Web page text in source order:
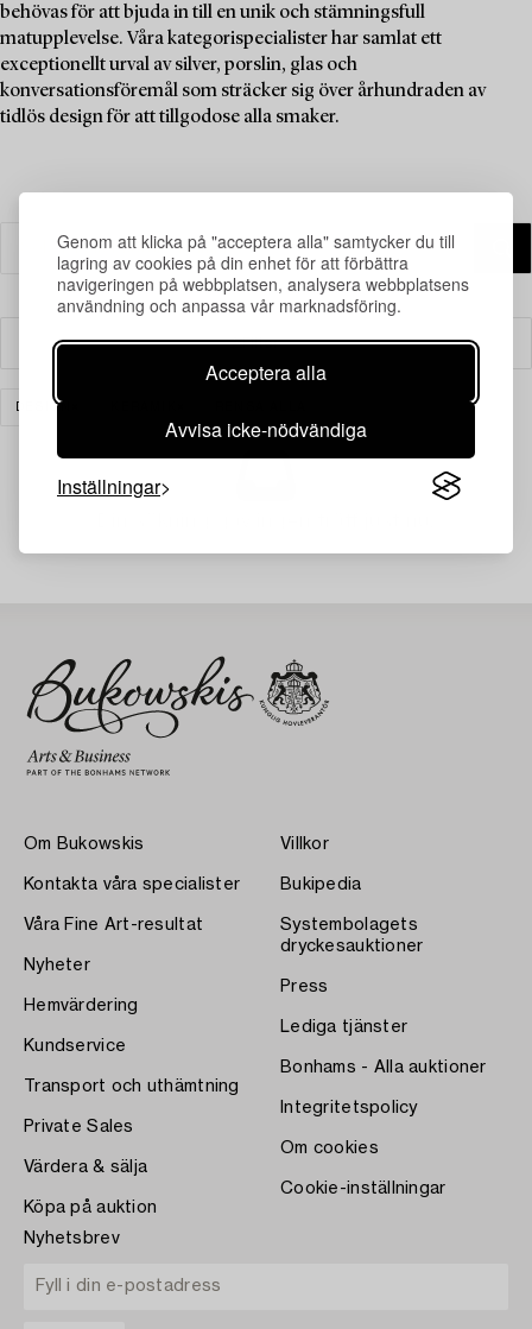
Genom att klicka på "acceptera alla" samtycker du till
lagring av cookies på din enhet för att förbättra
navigeringen på webbplatsen, analysera webbplatsens
användning och anpassa vår marknadsföring.
Acceptera alla
Avvisa icke-nödvändiga
Inställningar
behövas för att bjuda in till en unik och stämningsfull
matupplevelse. Våra kategorispecialister har samlat ett
exceptionellt urval av silver, porslin, glas och
konversationsföremål som sträcker sig över århundraden av
tidlös design för att tillgodose alla smaker.
Filter
DESIGN
Om Bukowskis
Kontakta våra specialister
Våra Fine Art-resultat
Nyheter
Hemvärdering
Kundservice
Transport och uthämtning
Private Sales
Värdera & sälja
Köpa på auktion
Villkor
Bukipedia
Systembolagets
dryckesauktioner
Press
Lediga tjänster
Bonhams - Alla auktioner
Integritetspolicy
Om cookies
Cookie-inställningar
Nyhetsbrev